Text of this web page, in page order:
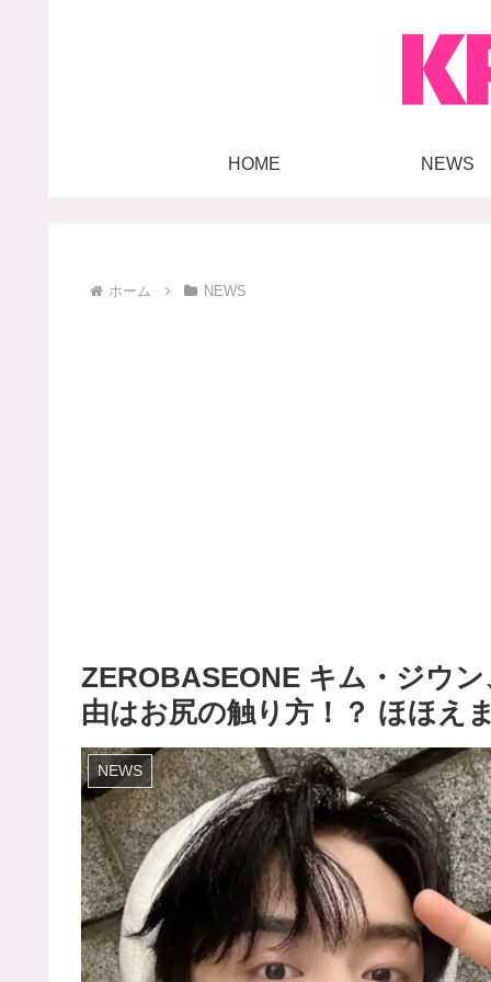
HOME NEWS
ホーム NEWS
ZEROBASEONE キム・ジウ
由はお尻の触り方！？ ほほえ
NEWS